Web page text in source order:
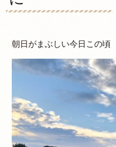
朝日がまぶしい今日この頃